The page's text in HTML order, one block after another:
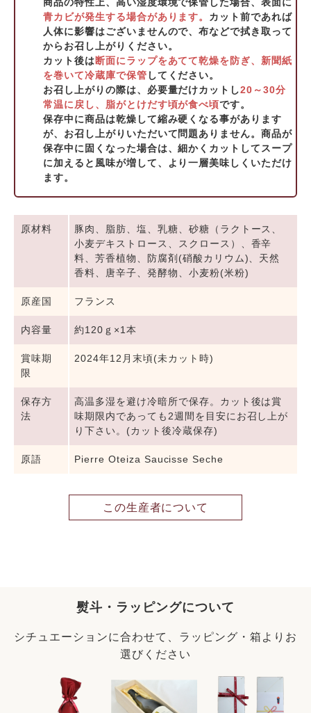
青カビが発生する場合があります。 カット前であれば
人体に影響はございませんので、布などで拭き取って
からお召し上がりください。
カット後は断面にラップをあてて乾燥を防ぎ、新聞紙
を巻いて冷蔵庫で保管 してください。
お召し上がりの際は、必要量だけカットし20～30分
常温に戻し、脂がとけだす頃が食べ頃です。
保存中に商品は乾燥して縮み硬くなる事があります
が、お召し上がりいただいて問題ありません。商品が
保存中に固くなった場合は、細かくカットしてスープ
に加えると風味が増して、より一層美味しくいただけ
ます。
原材料
豚肉、脂肪、塩、乳糖、砂糖（ラクトース、
小麦デキストロース、スクロース）、香辛
料、芳香植物、防腐剤(硝酸カリウム)、天然
香料、唐辛子、発酵物、小麦粉(米粉)
原産国 フランス
内容量 約120ｇ×1本
賞味期
限
2024年12月末頃(未カット時)
保存方
法
高温多湿を避け冷暗所で保存。カット後は賞
味期限内であっても2週間を目安にお召し上が
り下さい。(カット後冷蔵保存)
原語 Pierre Oteiza Saucisse Seche
この生産者について
熨斗・ラッピングについて
シチュエーションに合わせて、ラッピング・箱よりお
選びください